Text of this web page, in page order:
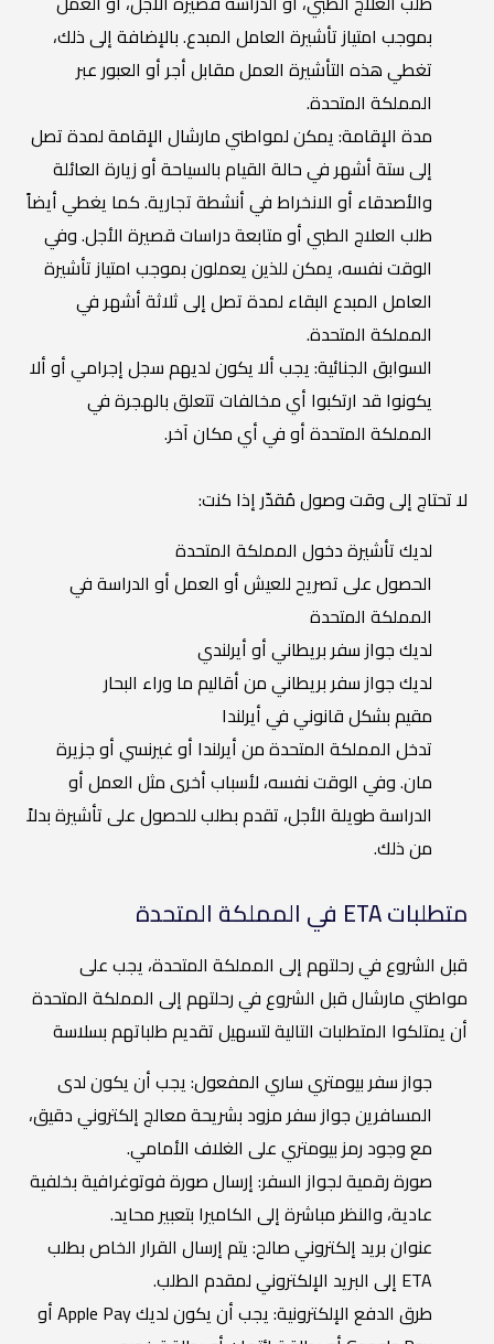
بموجب امتياز تأشيرة العامل المبدع. بالإضافة إلى ذلك،
تغطي هذه التأشيرة العمل مقابل أجر أو العبور عبر
المملكة المتحدة.
مدة الإقامة: يمكن لمواطني مارشال الإقامة لمدة تصل
إلى ستة أشهر في حالة القيام بالسياحة أو زيارة العائلة
والأصدقاء أو الانخراط في أنشطة تجارية. كما يغطي أيضاً
طلب العلاج الطبي أو متابعة دراسات قصيرة الأجل. وفي
الوقت نفسه، يمكن للذين يعملون بموجب امتياز تأشيرة
العامل المبدع البقاء لمدة تصل إلى ثلاثة أشهر في
المملكة المتحدة.
السوابق الجنائية: يجب ألا يكون لديهم سجل إجرامي أو ألا
يكونوا قد ارتكبوا أي مخالفات تتعلق بالهجرة في
المملكة المتحدة أو في أي مكان آخر.
لا تحتاج إلى وقت وصول مُقدّر إذا كنت:
لديك تأشيرة دخول المملكة المتحدة
الحصول على تصريح للعيش أو العمل أو الدراسة في
المملكة المتحدة
لديك جواز سفر بريطاني أو أيرلندي
لديك جواز سفر بريطاني من أقاليم ما وراء البحار
مقيم بشكل قانوني في أيرلندا
تدخل المملكة المتحدة من أيرلندا أو غيرنسي أو جزيرة
مان. وفي الوقت نفسه، لأسباب أخرى مثل العمل أو
الدراسة طويلة الأجل، تقدم بطلب للحصول على تأشيرة بدلاً
من ذلك.
متطلبات ETA في المملكة المتحدة
قبل الشروع في رحلتهم إلى المملكة المتحدة، يجب على
مواطني مارشال قبل الشروع في رحلتهم إلى المملكة المتحدة
أن يمتلكوا المتطلبات التالية لتسهيل تقديم طلباتهم بسلاسة
جواز سفر بيومتري ساري المفعول: يجب أن يكون لدى
المسافرين جواز سفر مزود بشريحة معالج إلكتروني دقيق،
مع وجود رمز بيومتري على الغلاف الأمامي.
صورة رقمية لجواز السفر: إرسال صورة فوتوغرافية بخلفية
عادية، والنظر مباشرة إلى الكاميرا بتعبير محايد.
عنوان بريد إلكتروني صالح: يتم إرسال القرار الخاص بطلب
ETA إلى البريد الإلكتروني لمقدم الطلب.
طرق الدفع الإلكترونية: يجب أن يكون لديك Apple Pay أو